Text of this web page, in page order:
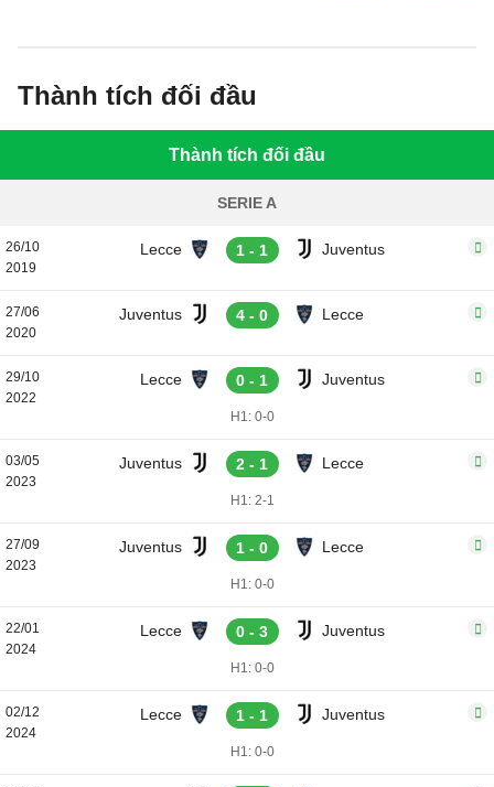
Thành tích đối đầu
Thành tích đối đầu
SERIE A
26/10
2019
Lecce 1 - 1 Juventus
27/06
2020
Juventus 4 - 0 Lecce
29/10
2022
Lecce 0 - 1 Juventus
H1: 0-0
03/05
2023
Juventus 2 - 1 Lecce
H1: 2-1
27/09
2023
Juventus 1 - 0 Lecce
H1: 0-0
22/01
2024
Lecce 0 - 3 Juventus
H1: 0-0
02/12
2024
Lecce 1 - 1 Juventus
H1: 0-0